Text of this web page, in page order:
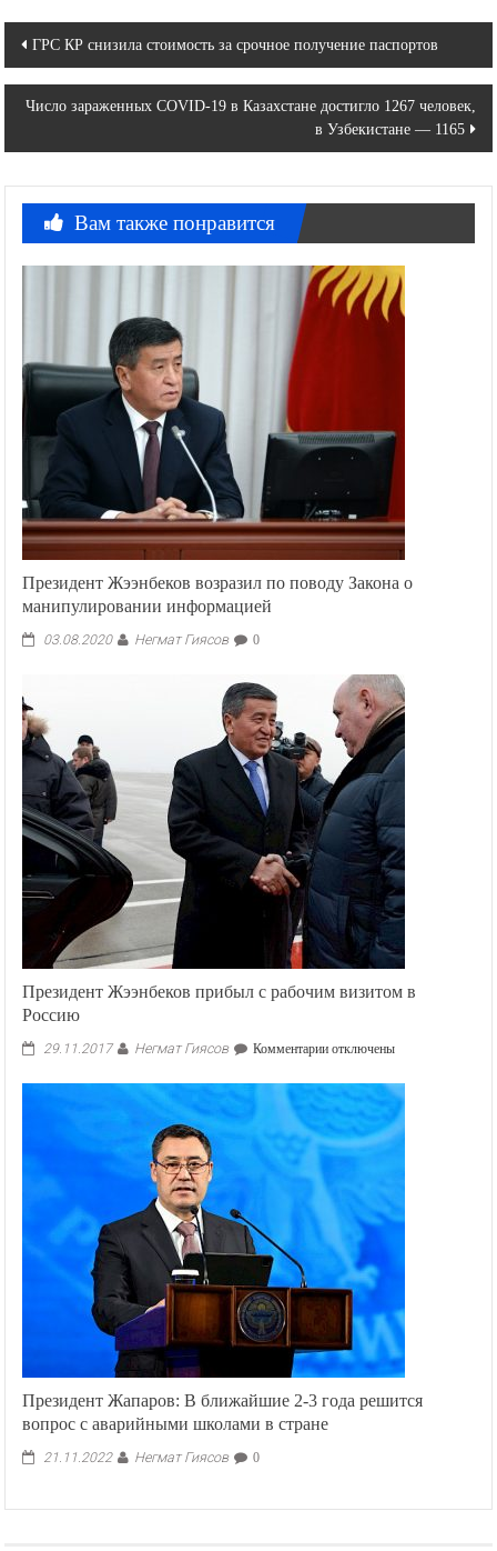
Навигация
по
записям
ГРС КР снизила стоимость за срочное получение паспортов
Число зараженных COVID-19 в Казахстане достигло 1267 человек,
в Узбекистане — 1165
Вам также понравится
Президент Жээнбеков возразил по поводу Закона о
манипулировании информацией
03.08.2020 Негмат Гиясов 0
Президент Жээнбеков прибыл с рабочим визитом в
Россию
29.11.2017 Негмат Гиясов Комментариик
Президент
Жээнбеков
прибыл
с
визитом
в
Россию
отключены
Президент Жапаров: В ближайшие 2-3 года решится
вопрос с аварийными школами в стране
21.11.2022 Негмат Гиясов 0